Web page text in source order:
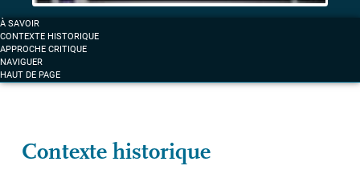
Femmes
et
anticolonialisme
à
Marseille
À SAVOIR
CONTEXTE HISTORIQUE
APPROCHE CRITIQUE
NAVIGUER
HAUT DE PAGE
Contexte historique